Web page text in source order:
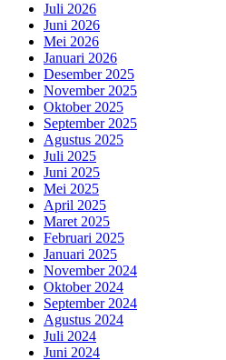
Juli 2026
Juni 2026
Mei 2026
Januari 2026
Desember 2025
November 2025
Oktober 2025
September 2025
Agustus 2025
Juli 2025
Juni 2025
Mei 2025
April 2025
Maret 2025
Februari 2025
Januari 2025
November 2024
Oktober 2024
September 2024
Agustus 2024
Juli 2024
Juni 2024